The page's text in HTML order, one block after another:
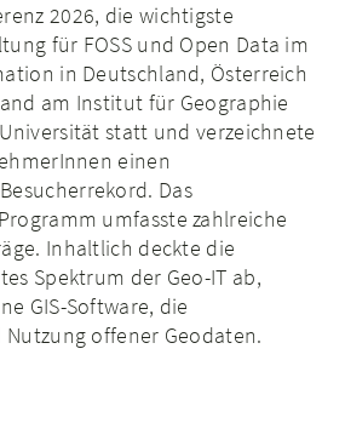
2026, die wichtigste
für FOSS und Open Data im
in Deutschland, Österreich
am Institut für Geographie
statt und verzeichnete
einen
Das
umfasste zahlreiche
Inhaltlich deckte die
Spektrum der Geo-IT ab,
GIS-Software, die
offener Geodaten.